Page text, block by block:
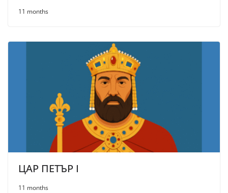
11 months
ЦАР ПЕТЪР I
11 months